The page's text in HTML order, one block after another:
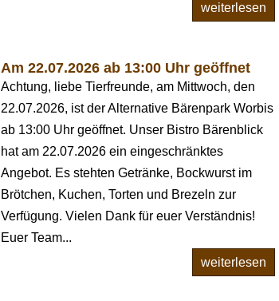
weiterlesen
Am 22.07.2026 ab 13:00 Uhr geöffnet
Achtung, liebe Tierfreunde, am Mittwoch, den
22.07.2026, ist der Alternative Bärenpark Worbis
ab 13:00 Uhr geöffnet. Unser Bistro Bärenblick
hat am 22.07.2026 ein eingeschränktes
Angebot. Es stehten Getränke, Bockwurst im
Brötchen, Kuchen, Torten und Brezeln zur
Verfügung. Vielen Dank für euer Verständnis!
Euer Team...
weiterlesen